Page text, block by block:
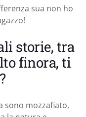
sua non ho
storie, tra
finora, ti
sono mozzafiato,